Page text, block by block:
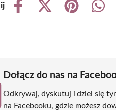
Share
Share
(Twitter)
Share
Share
Dołącz do nas na
Odkrywaj, dyskutuj i dziel się
na Facebooku, gdzie możesz